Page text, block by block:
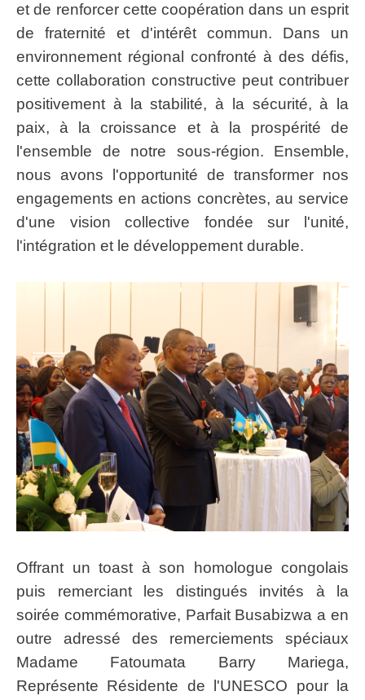
et de renforcer cette coopération dans un esprit
de fraternité et d'intérêt commun. Dans un
environnement régional confronté à des défis,
cette collaboration constructive peut contribuer
positivement à la stabilité, à la sécurité, à la
paix, à la croissance et à la prospérité de
l'ensemble de notre sous-région. Ensemble,
nous avons l'opportunité de transformer nos
engagements en actions concrètes, au service
d'une vision collective fondée sur l'unité,
l'intégration et le développement durable.
Offrant un toast à son homologue congolais
puis remerciant les distingués invités à la
soirée commémorative, Parfait Busabizwa a en
outre adressé des remerciements spéciaux
Madame Fatoumata Barry Mariega,
Représente Résidente de l'UNESCO pour la